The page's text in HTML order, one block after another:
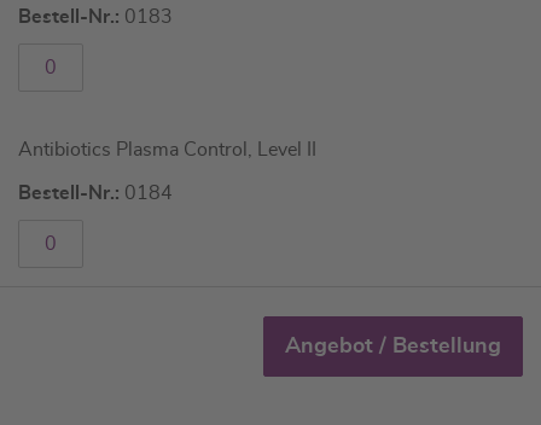
gruppiertes
Bestell-Nr.: 0183
Antibiotics Plasma Control, Level II
Bestell-Nr.: 0184
Angebot / Bestellung